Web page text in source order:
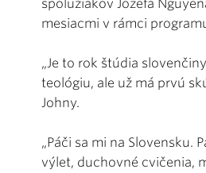
spolužiakov Jozefa
mesiacmi v rámci
„Je to rok štúdia
teológiu, ale už má prvú
Johny.
„Páči sa mi na Slovensku.
výlet, duchovné cvičenia,